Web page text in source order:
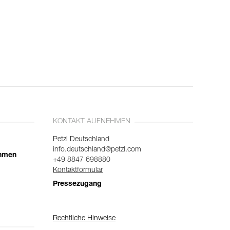
KONTAKT AUFNEHMEN
Petzl Deutschland
info.deutschland@petzl.com
+49 8847 698880
Kontaktformular
Pressezugang
Rechtliche Hinweise